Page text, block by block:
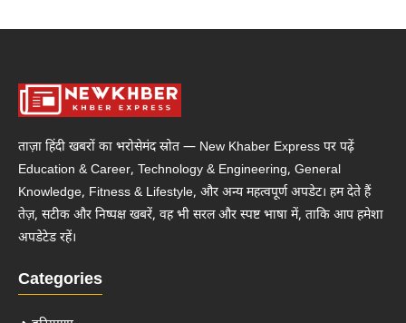
ताज़ा हिंदी खबरों का भरोसेमंद स्रोत — New Khaber Express पर पढ़ें
Education & Career, Technology & Engineering, General
Knowledge, Fitness & Lifestyle, और अन्य महत्वपूर्ण अपडेट। हम देते हैं
तेज़, सटीक और निष्पक्ष खबरें, वह भी सरल और स्पष्ट भाषा में, ताकि आप हमेशा
अपडेटेड रहें।
Categories